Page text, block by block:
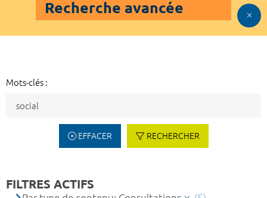
Recherche avancée
Mots-clés :
EFFACER RECHERCHER
FILTRES ACTIFS